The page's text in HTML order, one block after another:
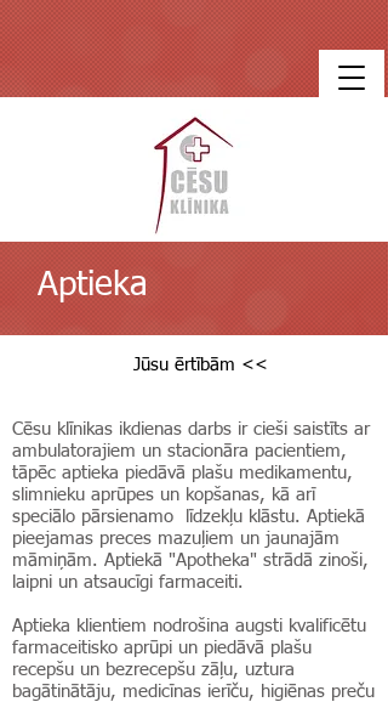
Aptieka
Jūsu ērtībām <<
Cēsu klīnikas ikdienas darbs ir cieši saistīts ar
ambulatorajiem un stacionāra pacientiem,
tāpēc aptieka piedāvā plašu medikamentu,
slimnieku aprūpes un kopšanas, kā arī
speciālo pārsienamo līdzekļu klāstu. Aptiekā
pieejamas preces mazuļiem un jaunajām
māmiņām. Aptiekā "Apotheka" strādā zinoši,
laipni un atsaucīgi farmaceiti.
Aptieka klientiem nodrošina augsti kvalificētu
farmaceitisko aprūpi un piedāvā plašu
recepšu un bezrecepšu zāļu, uztura
bagātinātāju, medicīnas ierīču, higiēnas preču